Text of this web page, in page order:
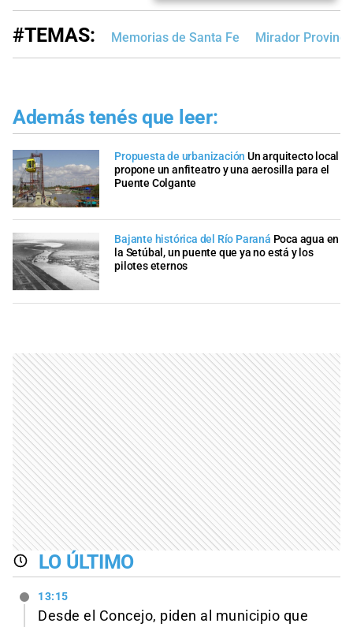
#TEMAS: Memorias de Santa Fe Mirador
Además tenés que leer:
Propuesta de urbanización Un arquitecto local
propone un anfiteatro y una aerosilla para el
Puente Colgante
Bajante histórica del Río Paraná Poca agua en
la Setúbal, un puente que ya no está y los
pilotes eternos
LO ÚLTIMO
13:15
Desde el Concejo, piden al municipio que